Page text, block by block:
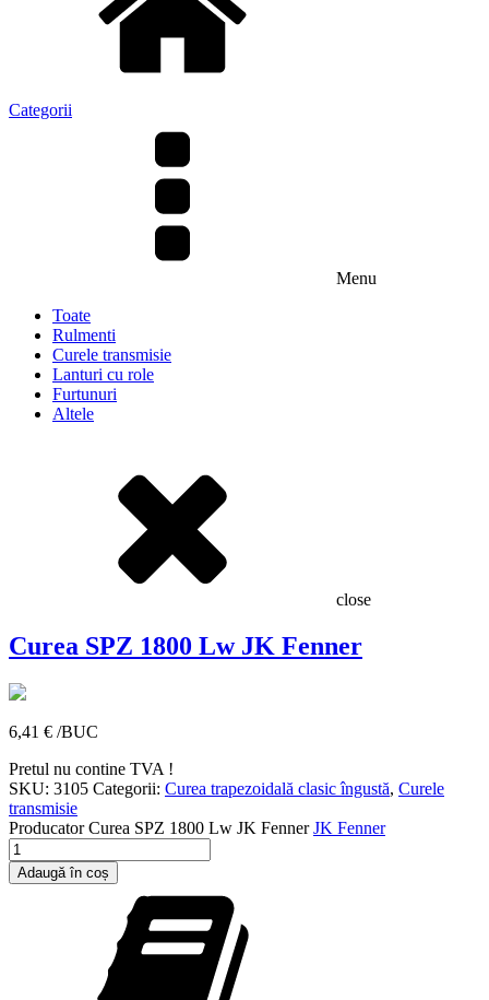
Categorii
Menu
Toate
Rulmenti
Curele transmisie
Lanturi cu role
Furtunuri
Altele
close
Curea SPZ 1800 Lw JK Fenner
6,41 € /BUC
Pretul nu contine TVA !
SKU: 3105 Categorii: Curea trapezoidală clasic îngustă, Curele
transmisie
ProducatorCurea SPZ 1800 Lw JK Fenner JK Fenner
Cantitate
Curea
SPZ
Adaugă în coș